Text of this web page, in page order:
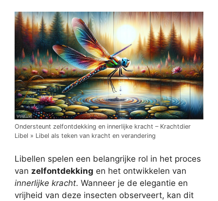
Ondersteunt zelfontdekking en innerlijke kracht – Krachtdier
Libel » Libel als teken van kracht en verandering
Libellen spelen een belangrijke rol in het proces
van zelfontdekking en het ontwikkelen van
innerlijke kracht. Wanneer je de elegantie en
vrijheid van deze insecten observeert, kan dit